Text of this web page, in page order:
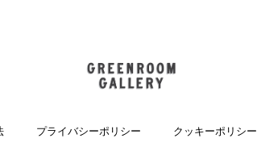
プライバシーポリシー クッキーポリシー